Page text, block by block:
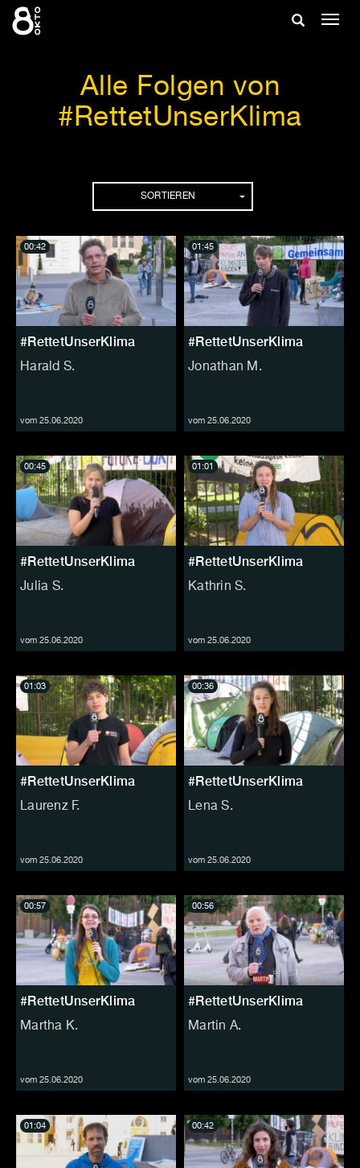
Zum
Inhalt
Suche
Alle Folgen von
#RettetUnserKlima
SORTIEREN
#RettetUnserKlima
Harald S.
vom 25.06.2020
00:42
#RettetUnserKlima
Jonathan M.
vom 25.06.2020
01:45
#RettetUnserKlima
Julia S.
vom 25.06.2020
00:45
#RettetUnserKlima
Kathrin S.
vom 25.06.2020
01:01
#RettetUnserKlima
Laurenz F.
vom 25.06.2020
01:03
#RettetUnserKlima
Lena S.
vom 25.06.2020
00:36
#RettetUnserKlima
Martha K.
vom 25.06.2020
00:57
#RettetUnserKlima
Martin A.
vom 25.06.2020
00:56
01:04 00:42